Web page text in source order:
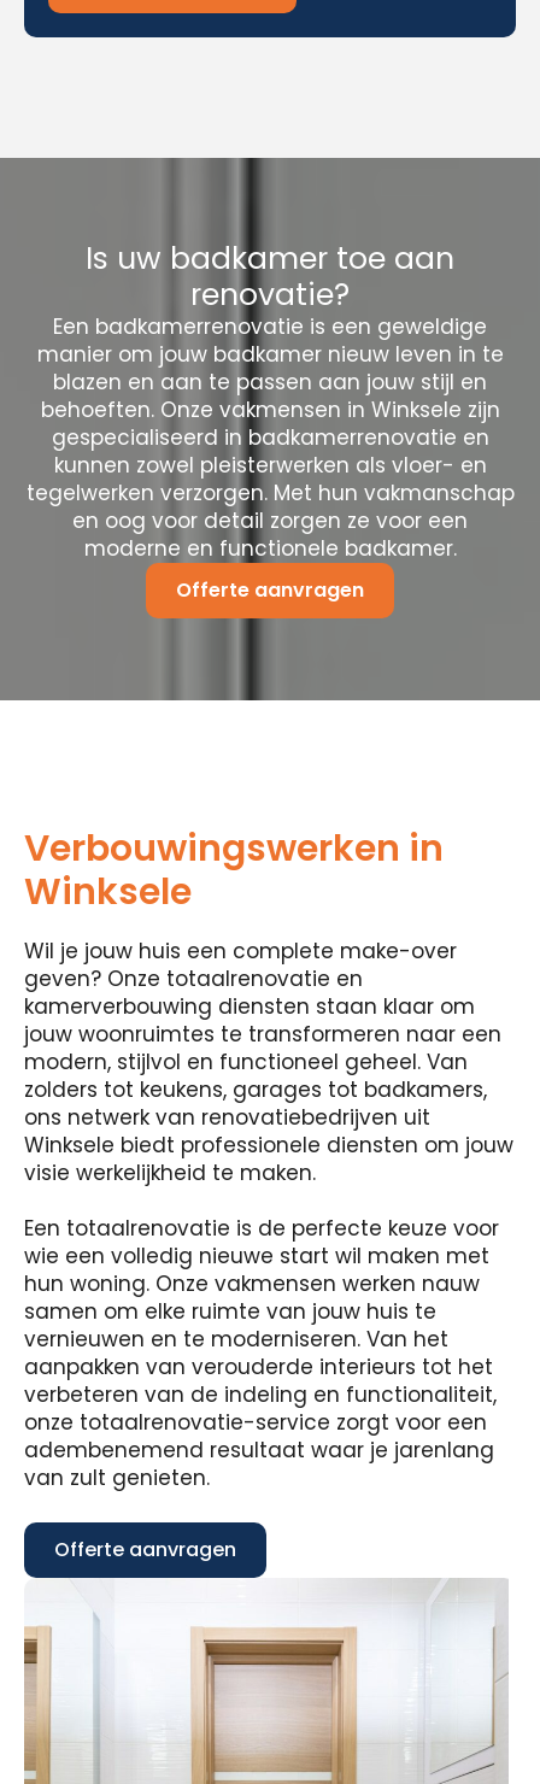
Is uw badkamer toe aan
renovatie?
Een badkamerrenovatie is een geweldige
manier om jouw badkamer nieuw leven in te
blazen en aan te passen aan jouw stijl en
behoeften. Onze vakmensen in Winksele zijn
gespecialiseerd in badkamerrenovatie en
kunnen zowel pleisterwerken als vloer- en
tegelwerken verzorgen. Met hun vakmanschap
en oog voor detail zorgen ze voor een
moderne en functionele badkamer.
Offerte aanvragen
Verbouwingswerken in
Winksele
Wil je jouw huis een complete make-over
geven? Onze totaalrenovatie en
kamerverbouwing diensten staan ​​klaar om
jouw woonruimtes te transformeren naar een
modern, stijlvol en functioneel geheel. Van
zolders tot keukens, garages tot badkamers,
ons netwerk van renovatiebedrijven uit
Winksele biedt professionele diensten om jouw
visie werkelijkheid te maken.
Een totaalrenovatie is de perfecte keuze voor
wie een volledig nieuwe start wil maken met
hun woning. Onze vakmensen werken nauw
samen om elke ruimte van jouw huis te
vernieuwen en te moderniseren. Van het
aanpakken van verouderde interieurs tot het
verbeteren van de indeling en functionaliteit,
onze totaalrenovatie-service zorgt voor een
adembenemend resultaat waar je jarenlang
van zult genieten.
Offerte aanvragen